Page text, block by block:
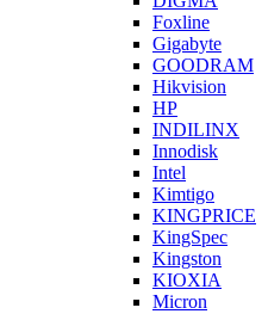
Foxline
Gigabyte
GOODRAM
Hikvision
HP
INDILINX
Innodisk
Intel
Kimtigo
KINGPRICE
KingSpec
Kingston
KIOXIA
Micron